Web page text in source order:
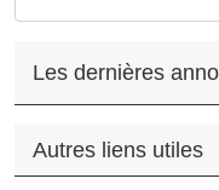
Les dernières
Autres liens utiles